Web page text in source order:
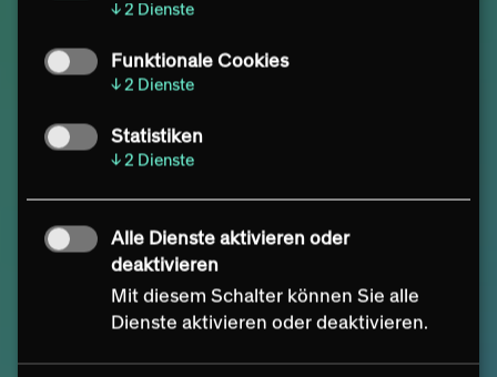
We design future-fit
systems for changing
realities.
↓ 2 Dienste
Funktionale Cookies
↓ 2 Dienste
Statistiken
↓ 2 Dienste
Alle Dienste aktivieren oder
deaktivieren
Mit diesem Schalter können Sie alle
Dienste aktivieren oder deaktivieren.